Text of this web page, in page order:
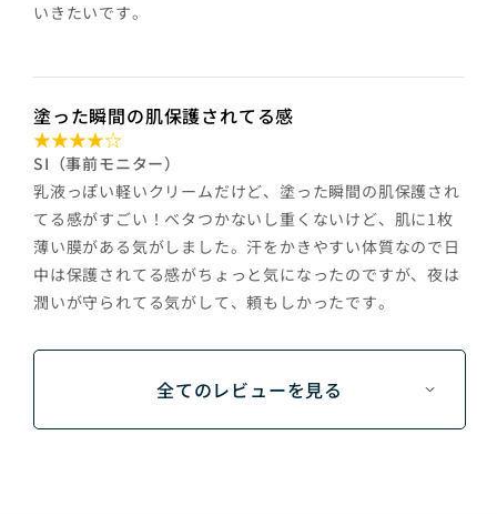
いきたいです。
塗った瞬間の肌保護されてる感
SI（事前モニター）
乳液っぽい軽いクリームだけど、塗った瞬間の肌保護され
てる感がすごい！ベタつかないし重くないけど、肌に1枚
薄い膜がある気がしました。汗をかきやすい体質なので日
中は保護されてる感がちょっと気になったのですが、夜は
潤いが守られてる気がして、頼もしかったです。
全てのレビューを見る